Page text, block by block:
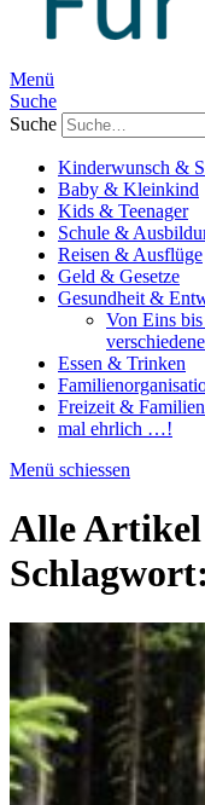
Menü
Suche
Suche
Kinderwunsch &
Baby & Kleinkind
Kids & Teenager
Schule &
Reisen & Ausflüge
Geld & Gesetze
Gesundheit &
Von Eins
Essen & Trinken
Freizeit &
mal ehrlich …!
Menü schiessen
Alle
Schlagwort: